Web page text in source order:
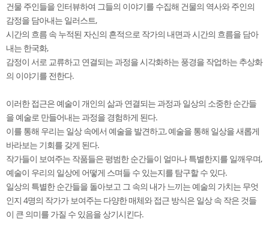
건물 주인들을 인터뷰하여 그들의 이야기를 수집해 건물의 역사와 주인의
감정을 담아내는 일러스트,
시간의 흐름 속 누적된 자신의 흔적으로 작가의 내면과 시간의 흐름을 담아
내는 한국화,
감정이 서로 교류하고 연결되는 과정을 시각화하는 풍경을 작업하는 추상화
의 이야기를 전한다.
이러한 접근은 예술이 개인의 삶과 연결되는 과정과 일상의 소중한 순간들
을 예술로 만들어내는 과정을 경험하게 된다.
이를 통해 우리는 일상 속에서 예술을 발견하고, 예술을 통해 일상을 새롭게
바라보는 기회를 갖게 된다.
작가들이 보여주는 작품들은 평범한 순간들이 얼마나 특별한지를 일깨우며,
예술이 우리의 일상에 어떻게 스며들 수 있는지를 탐구할 수 있다.
일상의 특별한 순간들을 돌아보고 그 속의 내가 느끼는 예술의 가치는 무엇
인지 4명의 작가가 보여주는 다양한 매체와 접근 방식은 일상 속 작은 것들
이 큰 의미를 가질 수 있음을 상기시킨다.